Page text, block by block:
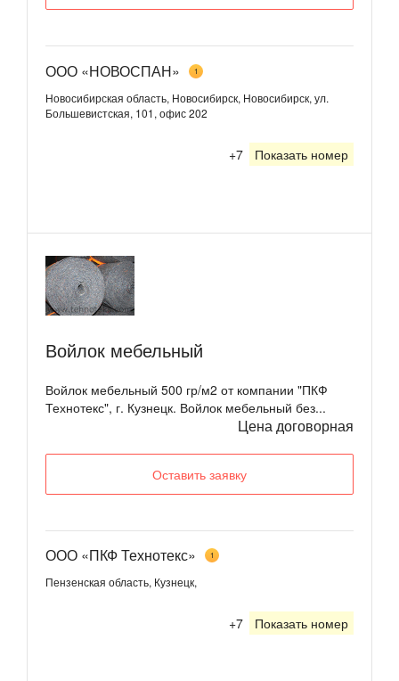
ООО «НОВОСПАН» 1
Новосибирская область, Новосибирск, Новосибирск, ул.
Большевистская, 101, офис 202
+7 Показать номер
Войлок мебельный
Войлок мебельный 500 гр/м2 от компании "ПКФ
Технотекс", г. Кузнецк. Войлок мебельный без...
Цена договорная
Оставить заявку
ООО «ПКФ Технотекс» 1
Пензенская область, Кузнецк,
+7 Показать номер